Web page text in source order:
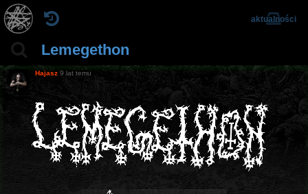
Lemegethon
aktualności
Hajasz 9 lat temu